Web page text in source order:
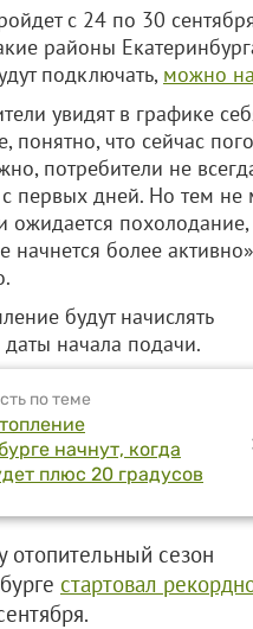
с 24 по 30
районы
подключать, можно
увидят в графике
понятно, что сейчас
потребители не
первых дней. Но тем не
ожидается похолодание,
начнется более
будут начислять
даты начала подачи.
по теме
начнут, когда
плюс 20 градусов
отопительный сезон
стартовал